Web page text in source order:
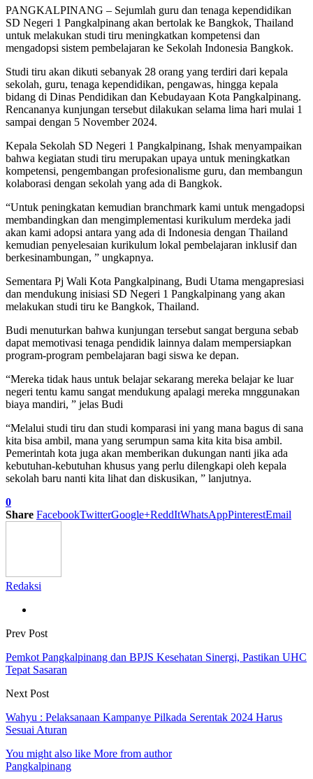
PANGKALPINANG – Sejumlah guru dan tenaga kependidikan
SD Negeri 1 Pangkalpinang akan bertolak ke Bangkok, Thailand
untuk melakukan studi tiru meningkatkan kompetensi dan
mengadopsi sistem pembelajaran ke Sekolah Indonesia Bangkok.
Studi tiru akan dikuti sebanyak 28 orang yang terdiri dari kepala
sekolah, guru, tenaga kependidikan, pengawas, hingga kepala
bidang di Dinas Pendidikan dan Kebudayaan Kota Pangkalpinang.
Rencananya kunjungan tersebut dilakukan selama lima hari mulai 1
sampai dengan 5 November 2024.
Kepala Sekolah SD Negeri 1 Pangkalpinang, Ishak menyampaikan
bahwa kegiatan studi tiru merupakan upaya untuk meningkatkan
kompetensi, pengembangan profesionalisme guru, dan membangun
kolaborasi dengan sekolah yang ada di Bangkok.
“Untuk peningkatan kemudian branchmark kami untuk mengadopsi
membandingkan dan mengimplementasi kurikulum merdeka jadi
akan kami adopsi antara yang ada di Indonesia dengan Thailand
kemudian penyelesaian kurikulum lokal pembelajaran inklusif dan
berkesinambungan, ” ungkapnya.
Sementara Pj Wali Kota Pangkalpinang, Budi Utama mengapresiasi
dan mendukung inisiasi SD Negeri 1 Pangkalpinang yang akan
melakukan studi tiru ke Bangkok, Thailand.
Budi menuturkan bahwa kunjungan tersebut sangat berguna sebab
dapat memotivasi tenaga pendidik lainnya dalam mempersiapkan
program-program pembelajaran bagi siswa ke depan.
“Mereka tidak haus untuk belajar sekarang mereka belajar ke luar
negeri tentu kamu sangat mendukung apalagi mereka mnggunakan
biaya mandiri, ” jelas Budi
“Melalui studi tiru dan studi komparasi ini yang mana bagus di sana
kita bisa ambil, mana yang serumpun sama kita kita bisa ambil.
Pemerintah kota juga akan memberikan dukungan nanti jika ada
kebutuhan-kebutuhan khusus yang perlu dilengkapi oleh kepala
sekolah baru nanti kita lihat dan diskusikan, ” lanjutnya.
0
Share FacebookTwitterGoogle+ReddItWhatsAppPinterestEmail
Redaksi
Prev Post
Pemkot Pangkalpinang dan BPJS Kesehatan Sinergi, Pastikan UHC
Tepat Sasaran
Next Post
Wahyu : Pelaksanaan Kampanye Pilkada Serentak 2024 Harus
Sesuai Aturan
You might also like More from author
Pangkalpinang